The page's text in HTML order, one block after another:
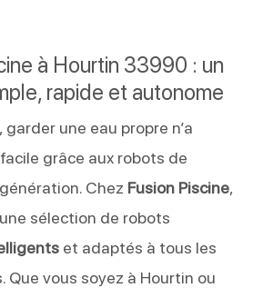
à Hourtin 33990 : un
rapide et autonome
une eau propre n’a
grâce aux robots de
Chez Fusion Piscine,
sélection de robots
et adaptés à tous les
Que vous soyez à Hourtin ou